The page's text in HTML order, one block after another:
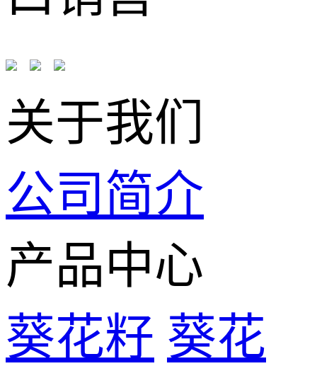
关于我们
公司简介
产品中心
葵花籽 葵花